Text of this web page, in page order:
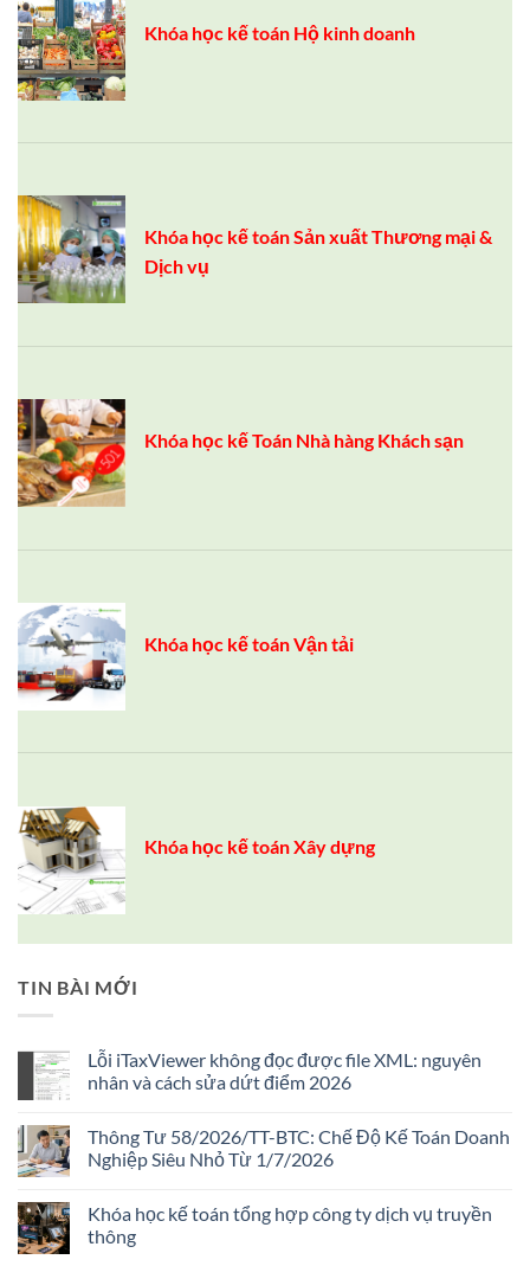
Khóa học kế toán Hộ kinh doanh
Khóa học kế toán Sản xuất Thương mại &
Dịch vụ
Khóa học kế Toán Nhà hàng Khách sạn
Khóa học kế toán Vận tải
Khóa học kế toán Xây dựng
TIN BÀI MỚI
Lỗi iTaxViewer không đọc được file XML: nguyên
nhân và cách sửa dứt điểm 2026
bình
luận
ở
không
đọc
được
Thông Tư 58/2026/TT-BTC: Chế Độ Kế Toán Doanh
Nghiệp Siêu Nhỏ Từ 1/7/2026
bình
luận
ở
Khóa học kế toán tổng hợp công ty dịch vụ truyền
thông